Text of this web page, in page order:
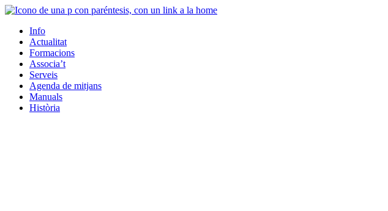
Info
Actualitat
Formacions
Associa’t
Serveis
Agenda de mitjans
Manuals
Història